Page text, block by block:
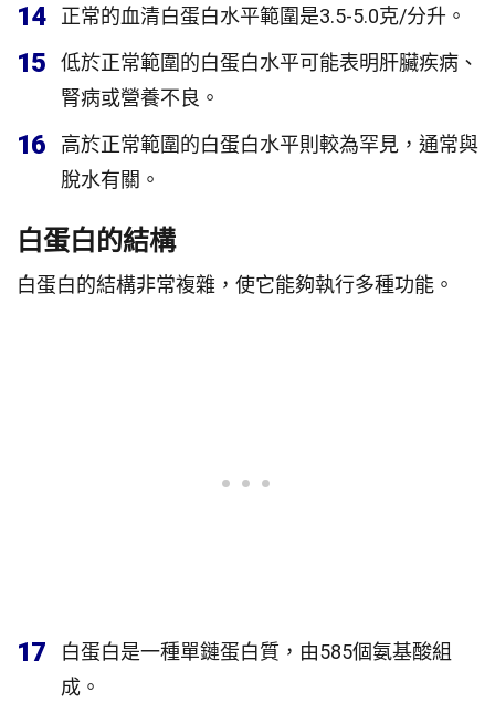
14 正常的血清白蛋白水平範圍是3.5-5.0克/分升。
15
低於正常範圍的白蛋白水平可能表明肝臟疾病、
腎病或營養不良。
16
高於正常範圍的白蛋白水平則較為罕見，通常與
脫水有關。
白蛋白的結構
白蛋白的結構非常複雜，使它能夠執行多種功能。
17
白蛋白是一種單鏈蛋白質，由585個氨基酸組
成。